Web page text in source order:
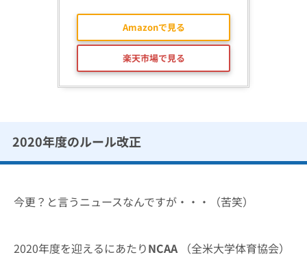
Amazonで見る
楽天市場で見る
2020年度のルール改正
今更？と言うニュースなんですが・・・（苦笑）
2020年度を迎えるにあたりNCAA （全米大学体育協会）